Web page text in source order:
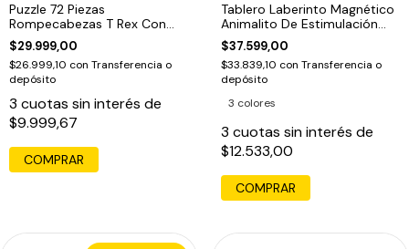
Puzzle 72 Piezas
Rompecabezas T Rex Con
Libro Las Dino Olimp
$29.999,00
$26.999,10 con Transferencia o
depósito
3 cuotas sin interés de
$9.999,67
Tablero Laberinto Magnético
Animalito De Estimulación
Motriz
$37.599,00
$33.839,10 con Transferencia o
depósito
3 colores
3 cuotas sin interés de
$12.533,00
COMPRAR